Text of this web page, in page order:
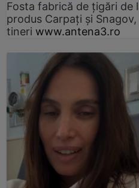
Fosta fabrică de țigări de
produs Carpați și
tineri www.antena3.ro